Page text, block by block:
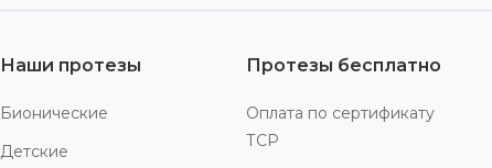
Наши протезы
Бионические
Детские
Протезы бесплатно
Оплата по сертификату
ТСР